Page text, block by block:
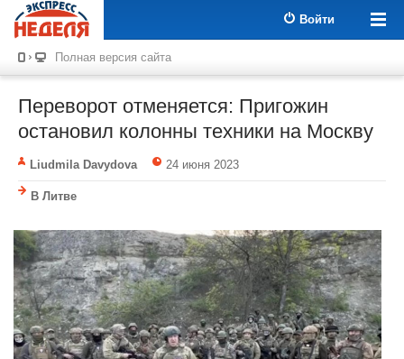
Войти
Полная версия сайта
Переворот отменяется: Пригожин
остановил колонны техники на Москву
Liudmila Davydova 24 июня 2023
В Литве